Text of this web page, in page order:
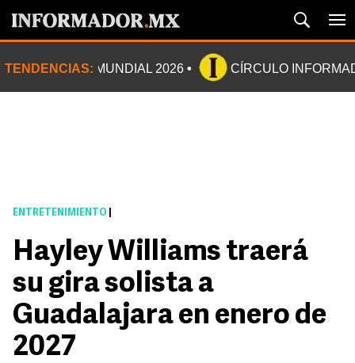
TENDENCIAS: MUNDIAL 2026 CÍRCULO
ENTRETENIMIENTO
Hayley Williams traerá
su gira solista a
Guadalajara en enero de
2027